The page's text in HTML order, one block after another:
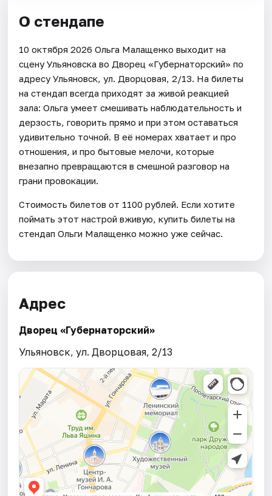
О стендапе
10 октября 2026 Ольга Малащенко выходит на
сцену Ульяновска во Дворец «Губернаторский» по
адресу Ульяновск, ул. Дворцовая, 2/13. На билеты
на стендап всегда приходят за живой реакцией
зала: Ольга умеет смешивать наблюдательность и
дерзость, говорить прямо и при этом оставаться
удивительно точной. В её номерах хватает и про
отношения, и про бытовые мелочи, которые
внезапно превращаются в смешной разговор на
грани провокации.
Стоимость билетов от 1100 рублей. Если хотите
поймать этот настрой вживую, купить билеты на
стендап Ольги Малащенко можно уже сейчас.
Адрес
Дворец «Губернаторский»
Ульяновск, ул. Дворцовая, 2/13